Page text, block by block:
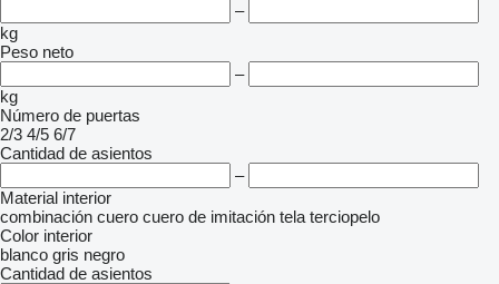
–
kg
Peso neto
–
kg
Número de puertas
2/3 4/5 6/7
Cantidad de asientos
–
Material interior
combinación cuero cuero de imitación tela terciopelo
Color interior
blanco gris negro
Cantidad de asientos